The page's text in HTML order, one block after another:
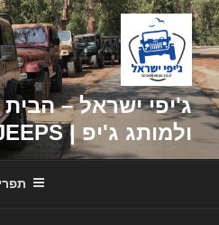
דילוג
לתוכן
ג'יפי ישראל –
ולמותג ג'יפ | ISRAEL JEEPS